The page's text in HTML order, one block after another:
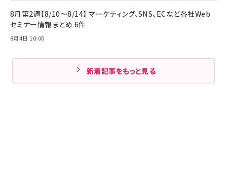
8月第2週【8/10～8/14】 マーケティング、SNS、ECなど各社Web
セミナー情報まとめ 6件
8月4日 10:00
新着記事をもっと見る